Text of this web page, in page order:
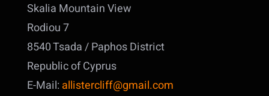
Skalia Mountain View
Rodiou 7
8540 Tsada / Paphos District
Republic of Cyprus
E-Mail: allistercliff@gmail.com